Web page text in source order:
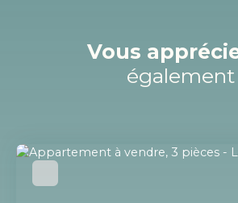
Vous
également